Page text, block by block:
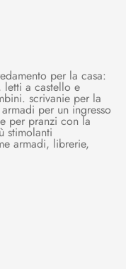
per la casa:
letti a castello e
scrivanie per la
per un ingresso
per pranzi con la
stimolanti
armadi, librerie,